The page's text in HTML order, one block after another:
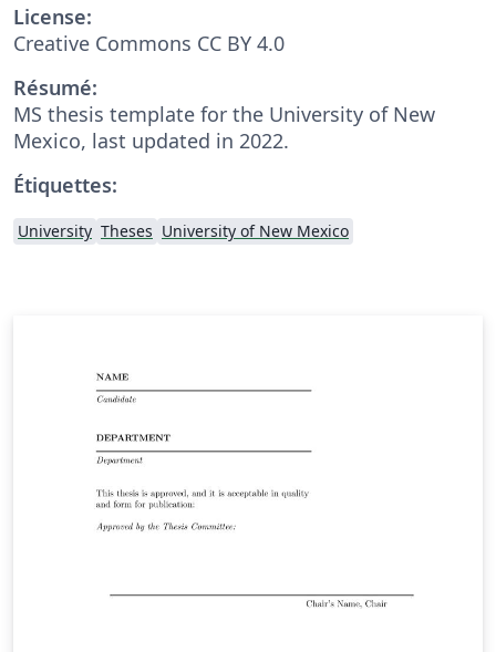
License:
Creative Commons CC BY 4.0
Résumé:
MS thesis template for the University of New
Mexico, last updated in 2022.
Étiquettes:
University Theses University of New Mexico